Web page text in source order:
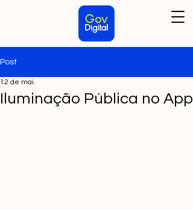
Post
Iluminação Pública no App
12 de mai.